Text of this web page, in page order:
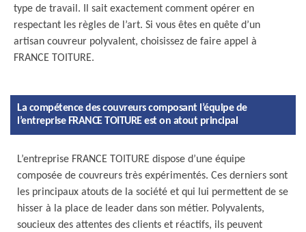
type de travail. Il sait exactement comment opérer en
respectant les règles de l’art. Si vous êtes en quête d’un
artisan couvreur polyvalent, choisissez de faire appel à
FRANCE TOITURE.
La compétence des couvreurs composant l’équipe de
l’entreprise FRANCE TOITURE est on atout principal
L’entreprise FRANCE TOITURE dispose d’une équipe
composée de couvreurs très expérimentés. Ces derniers sont
les principaux atouts de la société et qui lui permettent de se
hisser à la place de leader dans son métier. Polyvalents,
soucieux des attentes des clients et réactifs, ils peuvent